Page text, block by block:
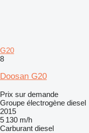
G20
8
Doosan G20
Prix sur demande
Groupe électrogène diesel
2015
5 130 m/h
Carburant diesel